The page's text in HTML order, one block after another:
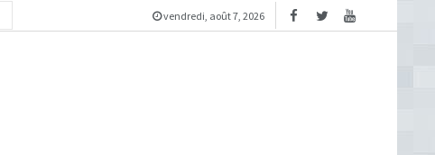
vendredi, août 7, 2026